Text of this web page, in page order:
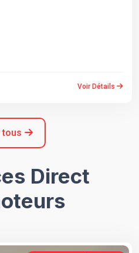
Voir Détails
tous
Direct